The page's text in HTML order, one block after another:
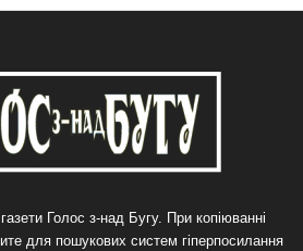
Голос з-над Бугу. При копіюванні
для пошукових систем гіперпосилання